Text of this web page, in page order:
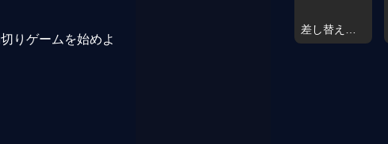
りゲームを始めよ